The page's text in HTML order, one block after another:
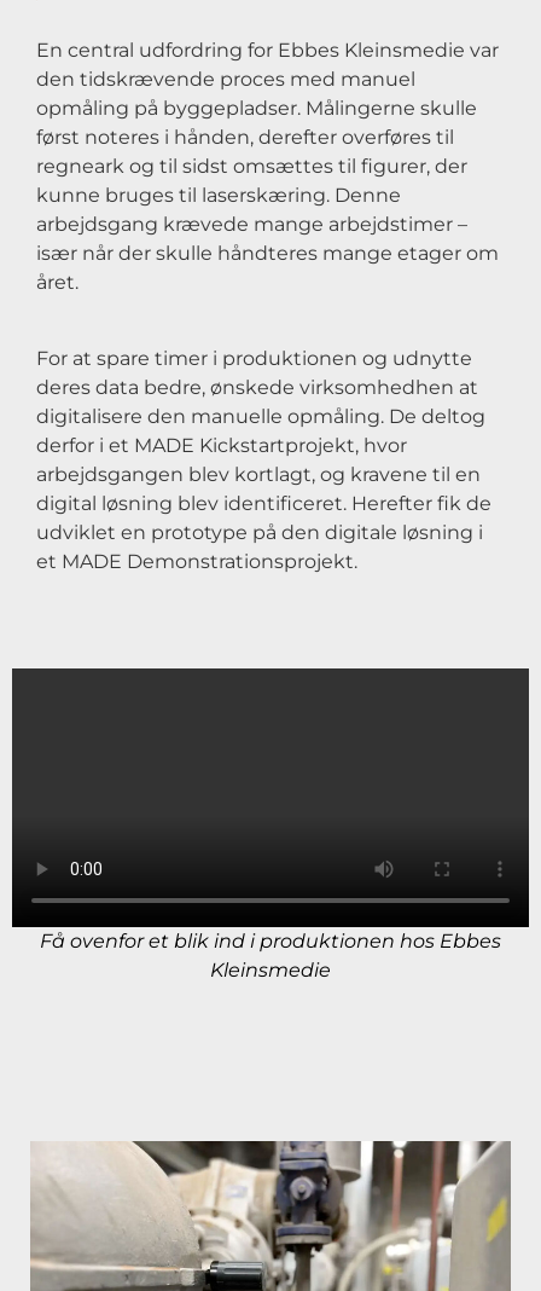
En central udfordring for Ebbes Kleinsmedie var
den tidskrævende proces med manuel
opmåling på byggepladser. Målingerne skulle
først noteres i hånden, derefter overføres til
regneark og til sidst omsættes til figurer, der
kunne bruges til laserskæring. Denne
arbejdsgang krævede mange arbejdstimer –
især når der skulle håndteres mange etager om
året.
For at spare timer i produktionen og udnytte
deres data bedre, ønskede virksomhedhen at
digitalisere den manuelle opmåling. De deltog
derfor i et MADE Kickstartprojekt, hvor
arbejdsgangen blev kortlagt, og kravene til en
digital løsning blev identificeret. Herefter fik de
udviklet en prototype på den digitale løsning i
et MADE Demonstrationsprojekt.
Få ovenfor et blik ind i produktionen hos Ebbes
Kleinsmedie